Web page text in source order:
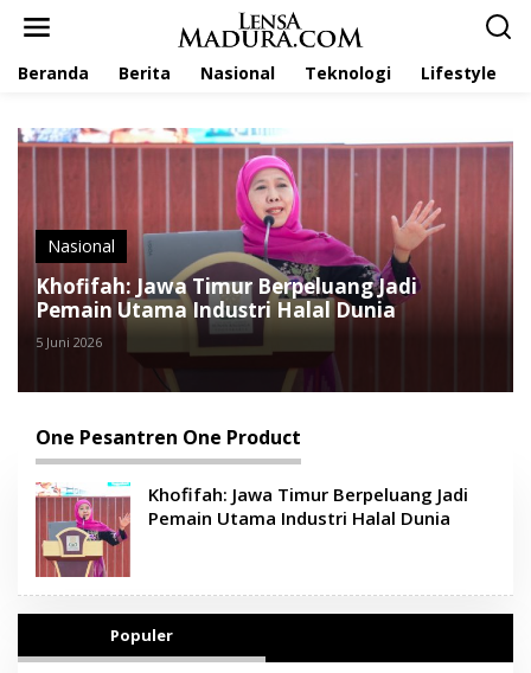
Beranda Berita Nasional Teknologi Lifestyle
Nasional
Khofifah: Jawa Timur Berpeluang Jadi
Pemain Utama Industri Halal Dunia
5 Juni 2026
One Pesantren One Product
Khofifah: Jawa Timur Berpeluang Jadi
Pemain Utama Industri Halal Dunia
Populer